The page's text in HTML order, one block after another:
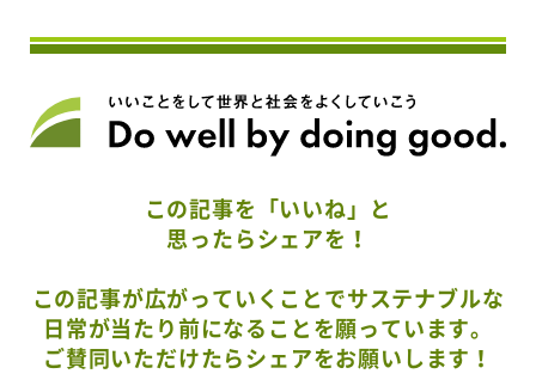
この記事を「いいね」と
思ったらシェアを！
この記事が広がっていくことでサステナブルな
日常が当たり前になることを願っています。
ご賛同いただけたらシェアをお願いします！